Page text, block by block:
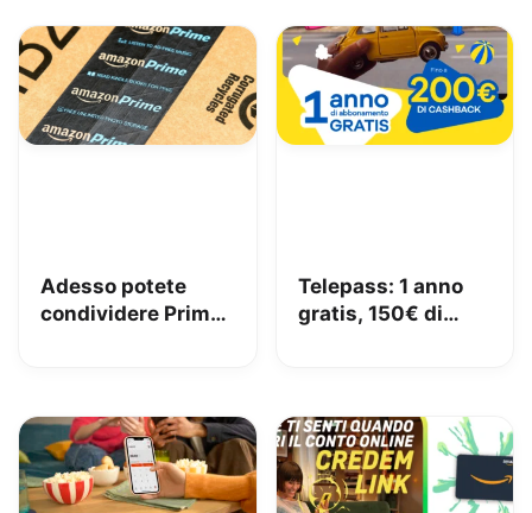
Adesso potete
condividere Prime
Telepass: 1 anno
gratis, 150€ di